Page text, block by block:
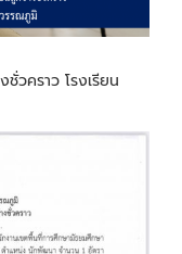
วคราว โรงเรียน